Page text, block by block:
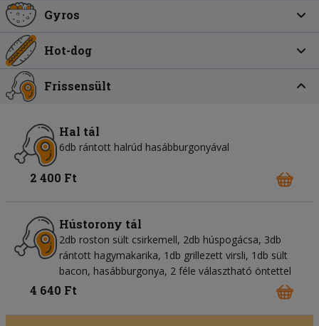
Gyros
Hot-dog
Frissensült
Hal tál
6db rántott halrúd hasábburgonyával
2 400 Ft
Hústorony tál
2db roston sült csirkemell, 2db húspogácsa, 3db
rántott hagymakarika, 1db grillezett virsli, 1db sült
bacon, hasábburgonya, 2 féle választható öntettel
4 640 Ft